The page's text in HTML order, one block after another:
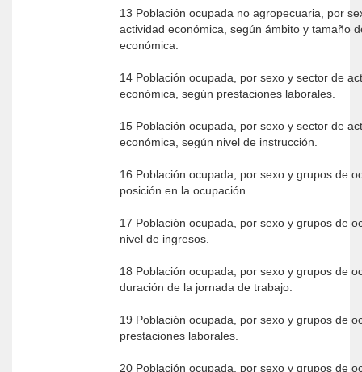
13 Población ocupada no agropecuaria, por sexo y
actividad económica, según ámbito y tamaño
económica.
14 Población ocupada, por sexo y sector de
económica, según prestaciones laborales.
15 Población ocupada, por sexo y sector de
económica, según nivel de instrucción.
16 Población ocupada, por sexo y grupos de
posición en la ocupación.
17 Población ocupada, por sexo y grupos de
nivel de ingresos.
18 Población ocupada, por sexo y grupos de
duración de la jornada de trabajo.
19 Población ocupada, por sexo y grupos de
prestaciones laborales.
20 Población ocupada, por sexo y grupos de